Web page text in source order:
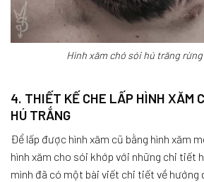
Hình xăm chó sói hú trăng rừng
4. THIẾT KẾ CHE LẤP HÌNH XĂM
HÚ TRẮNG
Để lấp được hình xăm cũ bằng hình xăm
hình xăm cho sói khớp với những chi tiết
mình đã có một bài viết chi tiết về hướng